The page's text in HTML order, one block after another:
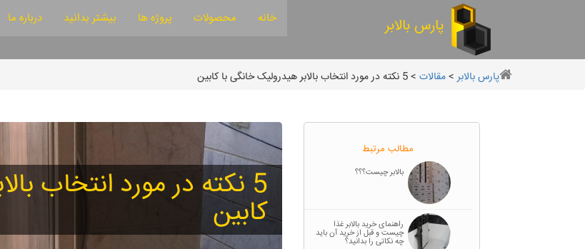
پارس بالابر خانه محصولات پروژه ها بیشتر بدانید درباره ما
پارس بالابر >مقالات >5 نکته در مورد انتخاب بالابر هیدرولیک خانگی با کابین
مطالب مرتبط
بالابر چیست؟؟؟
راهنمای خرید بالابر غذا
چیست و قبل از خرید آن باید
چه نکاتی را بدانید؟
5 نکته در مورد انتخاب
کابین